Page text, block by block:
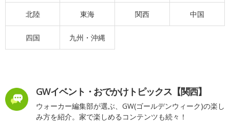
北陸 東海 関西 中国
四国 九州・沖縄
GWイベント・おでかけトピックス【関西】
ウォーカー編集部が選ぶ、GW(ゴールデンウィーク)の楽し
み方を紹介。家で楽しめるコンテンツも続々！